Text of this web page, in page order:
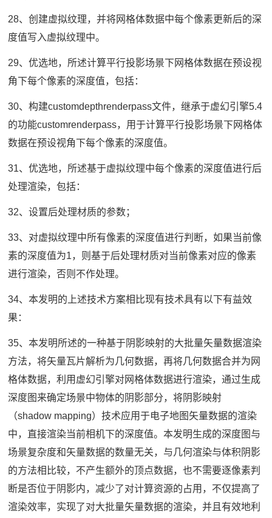
28、创建虚拟纹理，并将网格体数据中每个像素更新后的深
度值写入虚拟纹理中。
29、优选地，所述计算平行投影场景下网格体数据在预设视
角下每个像素的深度值，包括：
30、构建customdepthrenderpass文件，继承于虚幻引擎5.4
的功能customrenderpass，用于计算平行投影场景下网格体
数据在预设视角下每个像素的深度值。
31、优选地，所述基于虚拟纹理中每个像素的深度值进行后
处理渲染，包括：
32、设置后处理材质的参数；
33、对虚拟纹理中所有像素的深度值进行判断，如果当前像
素的深度值为1，则基于后处理材质对当前像素对应的像素
进行渲染，否则不作处理。
34、本发明的上述技术方案相比现有技术具有以下有益效
果：
35、本发明所述的一种基于阴影映射的大批量矢量数据渲染
方法，将矢量瓦片解析为几何数据，再将几何数据合并为网
格体数据，利用虚幻引擎对网格体数据进行渲染，通过生成
深度图来确定场景中物体的阴影部分，将阴影映射
（shadow mapping）技术应用于电子地图矢量数据的渲染
中，直接渲染当前相机下的深度值。本发明生成的深度图与
场景复杂度和矢量数据的数量无关，与几何渲染与体积阴影
的方法相比较，不产生额外的顶点数据，也不需要逐像素判
断是否位于阴影内，减少了对计算资源的占用，不仅提高了
渲染效率，实现了对大批量矢量数据的渲染，并且有效地利